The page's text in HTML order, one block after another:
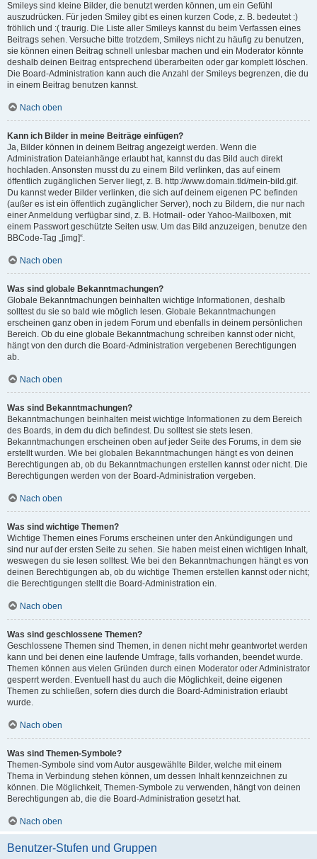
Smileys sind kleine Bilder, die benutzt werden können, um ein Gefühl
auszudrücken. Für jeden Smiley gibt es einen kurzen Code, z. B. bedeutet :)
fröhlich und :( traurig. Die Liste aller Smileys kannst du beim Verfassen eines
Beitrags sehen. Versuche bitte trotzdem, Smileys nicht zu häufig zu benutzen,
sie können einen Beitrag schnell unlesbar machen und ein Moderator könnte
deshalb deinen Beitrag entsprechend überarbeiten oder gar komplett löschen.
Die Board-Administration kann auch die Anzahl der Smileys begrenzen, die du
in einem Beitrag benutzen kannst.
Nach oben
Kann ich Bilder in meine Beiträge einfügen?
Ja, Bilder können in deinem Beitrag angezeigt werden. Wenn die
Administration Dateianhänge erlaubt hat, kannst du das Bild auch direkt
hochladen. Ansonsten musst du zu einem Bild verlinken, das auf einem
öffentlich zugänglichen Server liegt, z. B. http://www.domain.tld/mein-bild.gif.
Du kannst weder Bilder verlinken, die sich auf deinem eigenen PC befinden
(außer es ist ein öffentlich zugänglicher Server), noch zu Bildern, die nur nach
einer Anmeldung verfügbar sind, z. B. Hotmail- oder Yahoo-Mailboxen, mit
einem Passwort geschützte Seiten usw. Um das Bild anzuzeigen, benutze den
BBCode-Tag „[img]“.
Nach oben
Was sind globale Bekanntmachungen?
Globale Bekanntmachungen beinhalten wichtige Informationen, deshalb
solltest du sie so bald wie möglich lesen. Globale Bekanntmachungen
erscheinen ganz oben in jedem Forum und ebenfalls in deinem persönlichen
Bereich. Ob du eine globale Bekanntmachung schreiben kannst oder nicht,
hängt von den durch die Board-Administration vergebenen Berechtigungen
ab.
Nach oben
Was sind Bekanntmachungen?
Bekanntmachungen beinhalten meist wichtige Informationen zu dem Bereich
des Boards, in dem du dich befindest. Du solltest sie stets lesen.
Bekanntmachungen erscheinen oben auf jeder Seite des Forums, in dem sie
erstellt wurden. Wie bei globalen Bekanntmachungen hängt es von deinen
Berechtigungen ab, ob du Bekanntmachungen erstellen kannst oder nicht. Die
Berechtigungen werden von der Board-Administration vergeben.
Nach oben
Was sind wichtige Themen?
Wichtige Themen eines Forums erscheinen unter den Ankündigungen und
sind nur auf der ersten Seite zu sehen. Sie haben meist einen wichtigen Inhalt,
weswegen du sie lesen solltest. Wie bei den Bekanntmachungen hängt es von
deinen Berechtigungen ab, ob du wichtige Themen erstellen kannst oder nicht;
die Berechtigungen stellt die Board-Administration ein.
Nach oben
Was sind geschlossene Themen?
Geschlossene Themen sind Themen, in denen nicht mehr geantwortet werden
kann und bei denen eine laufende Umfrage, falls vorhanden, beendet wurde.
Themen können aus vielen Gründen durch einen Moderator oder Administrator
gesperrt werden. Eventuell hast du auch die Möglichkeit, deine eigenen
Themen zu schließen, sofern dies durch die Board-Administration erlaubt
wurde.
Nach oben
Was sind Themen-Symbole?
Themen-Symbole sind vom Autor ausgewählte Bilder, welche mit einem
Thema in Verbindung stehen können, um dessen Inhalt kennzeichnen zu
können. Die Möglichkeit, Themen-Symbole zu verwenden, hängt von deinen
Berechtigungen ab, die die Board-Administration gesetzt hat.
Nach oben
Benutzer-Stufen und Gruppen